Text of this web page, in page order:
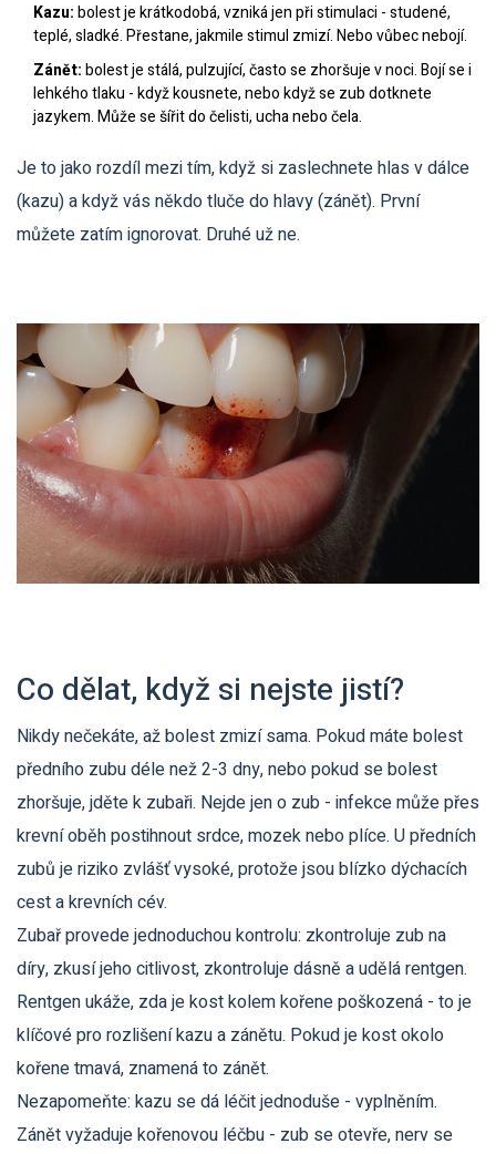
Kazu:bolest je krátkodobá, vzniká jen při stimulaci - studené,
teplé, sladké. Přestane, jakmile stimul zmizí. Nebo vůbec nebojí.
Zánět:bolest je stálá, pulzující, často se zhoršuje v noci. Bojí se i
lehkého tlaku - když kousnete, nebo když se zub dotknete
jazykem. Může se šířit do čelisti, ucha nebo čela.
Je to jako rozdíl mezi tím, když si zaslechnete hlas v dálce
(kazu) a když vás někdo tluče do hlavy (zánět). První
můžete zatím ignorovat. Druhé už ne.
Co dělat, když si nejste jistí?
Nikdy nečekáte, až bolest zmizí sama. Pokud máte bolest
předního zubu déle než 2-3 dny, nebo pokud se bolest
zhoršuje, jděte k zubaři. Nejde jen o zub - infekce může přes
krevní oběh postihnout srdce, mozek nebo plíce. U předních
zubů je riziko zvlášť vysoké, protože jsou blízko dýchacích
cest a krevních cév.
Zubař provede jednoduchou kontrolu: zkontroluje zub na
díry, zkusí jeho citlivost, zkontroluje dásně a udělá rentgen.
Rentgen ukáže, zda je kost kolem kořene poškozená - to je
klíčové pro rozlišení kazu a zánětu. Pokud je kost okolo
kořene tmavá, znamená to zánět.
Nezapomeňte: kazu se dá léčit jednoduše - vyplněním.
Zánět vyžaduje kořenovou léčbu - zub se otevře, nerv se